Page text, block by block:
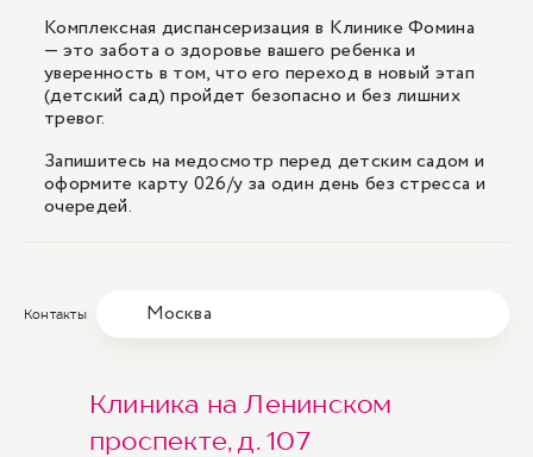
Комплексная диспансеризация в Клинике Фомина
— это забота о здоровье вашего ребенка и
уверенность в том, что его переход в новый этап
(детский сад) пройдет безопасно и без лишних
тревог.
Запишитесь на медосмотр перед детским садом и
оформите карту 026/у за один день без стресса и
очередей.
Контакты Москва
Клиника на Ленинском
проспекте, д. 107